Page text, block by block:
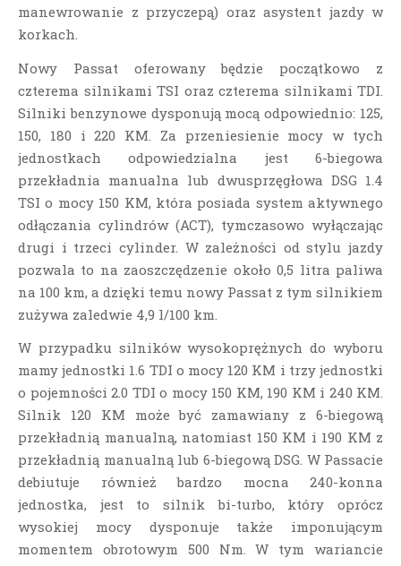
manewrowanie z przyczepą) oraz asystent jazdy w
korkach.
Nowy Passat oferowany będzie początkowo z
czterema silnikami TSI oraz czterema silnikami TDI.
Silniki benzynowe dysponują mocą odpowiednio: 125,
150, 180 i 220 KM. Za przeniesienie mocy w tych
jednostkach odpowiedzialna jest 6-biegowa
przekładnia manualna lub dwusprzęgłowa DSG 1.4
TSI o mocy 150 KM, która posiada system aktywnego
odłączania cylindrów (ACT), tymczasowo wyłączając
drugi i trzeci cylinder. W zależności od stylu jazdy
pozwala to na zaoszczędzenie około 0,5 litra paliwa
na 100 km, a dzięki temu nowy Passat z tym silnikiem
zużywa zaledwie 4,9 l/100 km.
W przypadku silników wysokoprężnych do wyboru
mamy jednostki 1.6 TDI o mocy 120 KM i trzy jednostki
o pojemności 2.0 TDI o mocy 150 KM, 190 KM i 240 KM.
Silnik 120 KM może być zamawiany z 6-biegową
przekładnią manualną, natomiast 150 KM i 190 KM z
przekładnią manualną lub 6-biegową DSG. W Passacie
debiutuje również bardzo mocna 240-konna
jednostka, jest to silnik bi-turbo, który oprócz
wysokiej mocy dysponuje także imponującym
momentem obrotowym 500 Nm. W tym wariancie